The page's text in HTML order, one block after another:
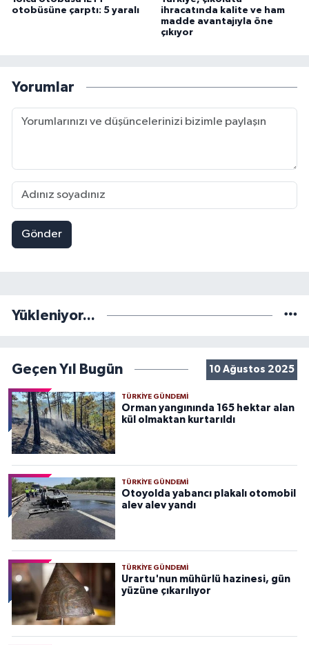
otobüsüne çarptı: 5 yaralı
ihracatında kalite ve ham
madde avantajıyla öne
çıkıyor
Yorumlar
Gönder
Yükleniyor...
Geçen Yıl Bugün 10 Ağustos 2025
TÜRKIYE GÜNDEMI
Orman yangınında 165 hektar alan
kül olmaktan kurtarıldı
TÜRKIYE GÜNDEMI
Otoyolda yabancı plakalı otomobil
alev alev yandı
TÜRKIYE GÜNDEMI
Urartu'nun mühürlü hazinesi, gün
yüzüne çıkarılıyor